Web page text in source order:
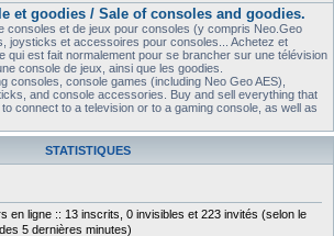
et goodies / Sale of consoles and goodies.
consoles et de jeux pour consoles (y compris Neo.Geo
joysticks et accessoires pour consoles... Achetez et
qui est fait normalement pour se brancher sur une télévision
console de jeux, ainsi que les goodies.
consoles, console games (including Neo Geo AES),
and console accessories. Buy and sell everything that
connect to a television or to a gaming console, as well as
STATISTIQUES
en ligne :: 13 inscrits, 0 invisibles et 223 invités (selon le
5 dernières minutes)